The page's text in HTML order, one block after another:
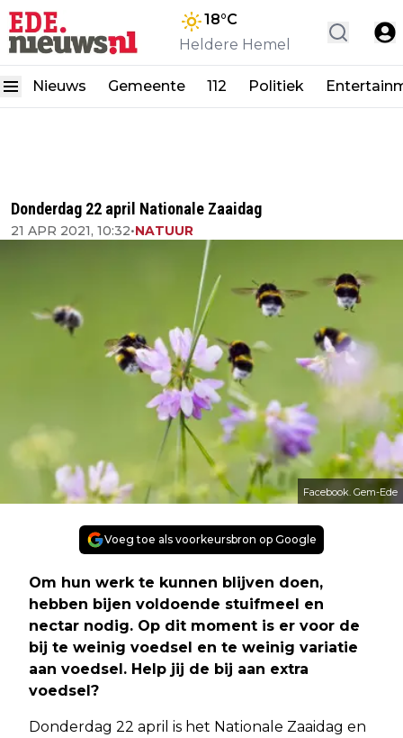
18°C
Heldere Hemel
Nieuws Gemeente 112 Politiek
Donderdag 22 april Nationale Zaaidag
21 APR 2021, 10:32•NATUUR
Facebook. Gem-Ede
Voeg toe als voorkeursbron op Google
Om hun werk te kunnen blijven doen,
hebben bijen voldoende stuifmeel en
nectar nodig. Op dit moment is er voor de
bij te weinig voedsel en te weinig variatie
aan voedsel. Help jij de bij aan extra
voedsel?
Donderdag 22 april is het Nationale Zaaidag en